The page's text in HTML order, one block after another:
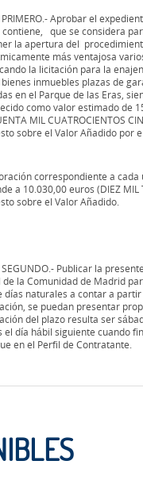
Aprobar el
contiene, que se considera
la apertura del
más ventajosa
la licitación para la
inmuebles plazas de
en el Parque de las Eras,
como valor estimado de
MIL CUATROCIENTOS
sobre el Valor Añadido por
correspondiente a
a 10.030,00 euros (DIEZ MIL
sobre el Valor Añadido.
Publicar la presente
de la Comunidad de Madrid
días naturales a contar a
se puedan presentar
del plazo resulta ser
el día hábil siguiente cuando
en el Perfil de